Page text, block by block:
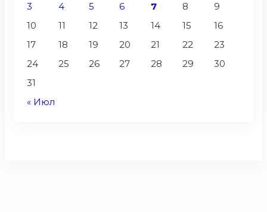
« Июл
3
4 5 6 7 8
9
10
11 12 13 14 15
16
17
18 19 20 21 22
23
24
25 26 27 28 29
30
31